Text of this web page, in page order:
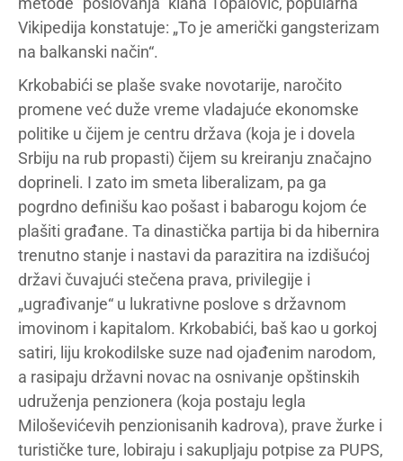
Vikipedija konstatuje: „To je američki gangsterizam
na balkanski način“.
Krkobabići se plaše svake novotarije, naročito
promene već duže vreme vladajuće ekonomske
politike u čijem je centru država (koja je i dovela
Srbiju na rub propasti) čijem su kreiranju značajno
doprineli. I zato im smeta liberalizam, pa ga
pogrdno definišu kao pošast i babarogu kojom će
plašiti građane. Ta dinastička partija bi da hibernira
trenutno stanje i nastavi da parazitira na izdišućoj
državi čuvajući stečena prava, privilegije i
„ugrađivanje“ u lukrativne poslove s državnom
imovinom i kapitalom. Krkobabići, baš kao u gorkoj
satiri, liju krokodilske suze nad ojađenim narodom,
a rasipaju državni novac na osnivanje opštinskih
udruženja penzionera (koja postaju legla
Miloševićevih penzionisanih kadrova), prave žurke i
turističke ture, lobiraju i sakupljaju potpise za PUPS,